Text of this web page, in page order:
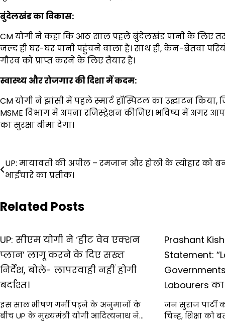
बुंदेलखंड का विकास:
CM योगी ने कहा कि आठ साल पहले बुंदेलखंड पानी के लिए
जल्द ही घर-घर पानी पहुंचने वाला है। साथ ही, केन-बेतवा
गौरव को प्राप्त करने के लिए तैयार है।
स्वास्थ्य और रोजगार की दिशा में कदम:
CM योगी ने झांसी में पहले स्मार्ट हॉस्पिटल का उद्घाटन
MSME विभाग में अपना रजिस्ट्रेशन कीजिए। भविष्य में अगर
का सुरक्षा बीमा देगा।
Post
navigation
UP: मायावती की अपील – रमजान और होली के त्योहार को
भाईचारे का प्रतीक।
Related Posts
UP: सीएम योगी ने ‘हीट वेव एक्शन
प्लान’ लागू करने के दिए सख्त
निर्देश, बोले- लापरवाही नहीं होगी
बर्दाश्त।
इस साल भीषण गर्मी पड़ने के अनुमानों के
बीच UP के मुख्यमंत्री योगी आदित्यनाथ ने…
Prashant
Statement:
Labourers
जन सुराज पार्टी
चिन्ह, शिक्षा को